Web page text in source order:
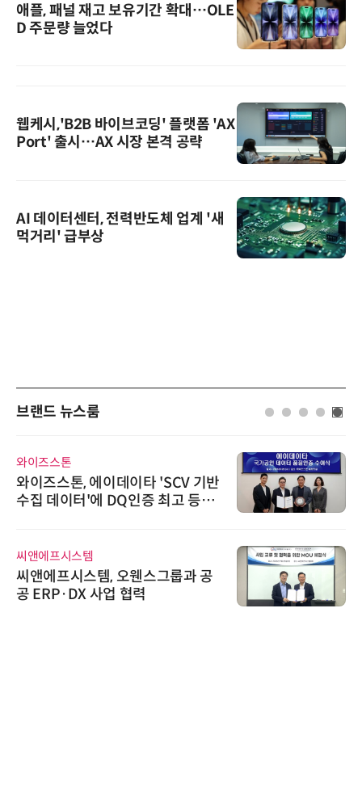
애플, 패널 재고 보유기간 확대…OLE
D 주문량 늘었다
웹케시,'B2B 바이브코딩' 플랫폼 'AX
Port' 출시…AX 시장 본격 공략
AI 데이터센터, 전력반도체 업계 '새
먹거리' 급부상
브랜드 뉴스룸
와이즈스톤
와이즈스톤, 에이데이타 'SCV 기반
수집 데이터'에 DQ인증 최고 등급
씨앤에프시스템
씨앤에프시스템, 오웬스그룹과 공
공 ERP·DX 사업 협력